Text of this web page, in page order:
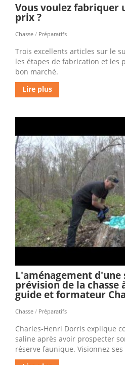
Vous voulez fabriquer
prix ?
Chasse / Préparatifs
Trois excellents articles sur le
les étapes de fabrication et les
bon marché.
Lire plus
L'aménagement d'une
prévision de la chasse
guide et formateur
Chasse / Préparatifs
Charles-Henri Dorris explique
saline après avoir prospecter
réserve faunique. Visionnez